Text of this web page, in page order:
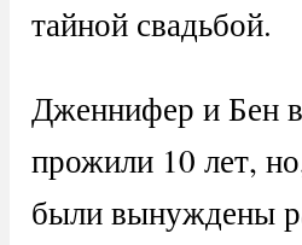
тайной свадьбой.
Дженнифер и Бен
прожили 10 лет,
были вынуждены